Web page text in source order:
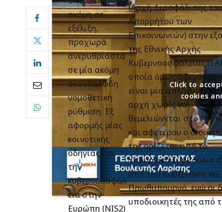
ακόμη σε
εξέλιξη,
προχωρά
ανερυθρίαστα
σε μία ακόμη
σκανδαλώδη
νομοθετική
ρύθμιση. Εξ
αφορμής μίας
κοινοτικής
οδηγίας για
την
κυβερνοασφάλ
εια στην
Ευρώπη (ΝΙS2)
(Αρχή Διασφάλισης
Απορρήτου των
Επικοινωνιών) στην
της Εθνικής Αρχής
Κυβερνοασφάλειας
οποία όμως αφενός μεν
είναι μία απλή
αρχή χωρίς να
θεμελιώνεται στο
και αφετέρου ο
της ορίζεται από το
Υπουργικό Συμβούλιο
από την Κυβέρνηση και
Πρωθυπουργό, ενώ οι
υποδιοικητές της από
Click to
cookies